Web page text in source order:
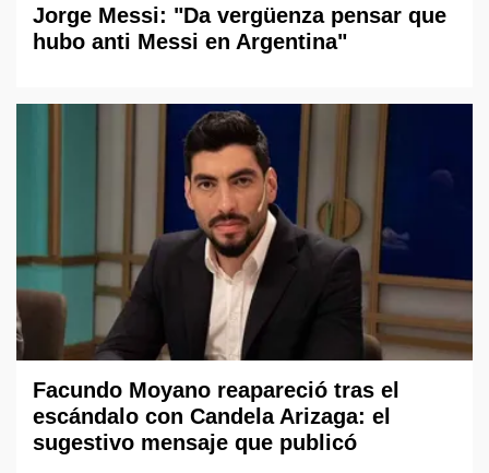
Jorge Messi: "Da vergüenza pensar que
hubo anti Messi en Argentina"
Facundo Moyano reapareció tras el
escándalo con Candela Arizaga: el
sugestivo mensaje que publicó